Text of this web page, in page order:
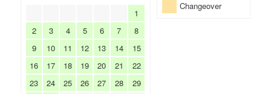
Changeover
1
2
3 4 5 6 7
8
9
10 11 12 13 14
15
16
17 18 19 20 21
22
23
24 25 26 27 28
29